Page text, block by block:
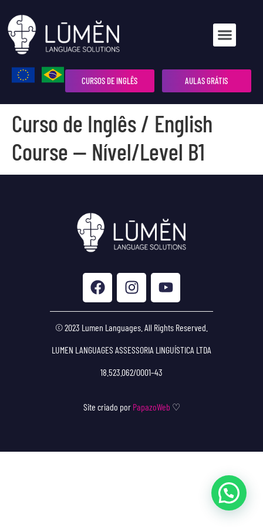
CURSOS DE INGLÊS AULAS GRÁTIS
Curso de Inglês / English
Course — Nível/Level B1
© 2023 Lumen Languages. All Rights Reserved.
LUMEN LANGUAGES ASSESSORIA LINGUÍSTICA LTDA
18.523.062/0001–43
Site criado por PapazoWeb ♡